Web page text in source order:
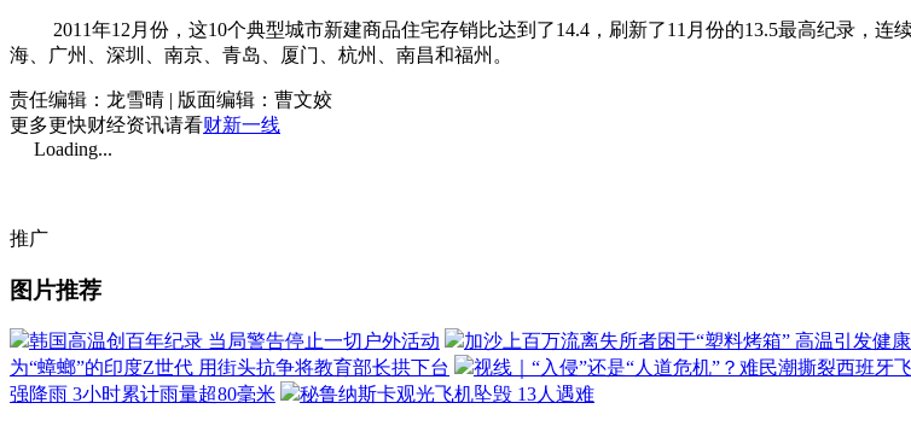
2011年12月份，这10个典型城市新建商品住宅存销比达到了14.4，刷新了11月份的13.5最高纪录，连
海、广州、深圳、南京、青岛、厦门、杭州、南昌和福州。
责任编辑：龙雪晴 | 版面编辑：曹文姣
更多更快财经资讯请看财新一线
Loading...
推广
图片推荐
韩国高温创百年纪录 当局警告停止一切户外活动 加沙上百万流离失所者困于“塑料烤箱” 高温引发健
为“蟑螂”的印度Z世代 用街头抗争将教育部长拱下台
视线｜“入侵”还是“人道危机”？难民潮撕裂西班牙
强降雨 3小时累计雨量超80毫米
秘鲁纳斯卡观光飞机坠毁 13人遇难